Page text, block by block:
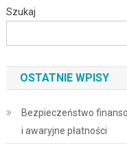
Szukaj
OSTATNIE WPISY
Bezpieczeństwo
i awaryjne płatności